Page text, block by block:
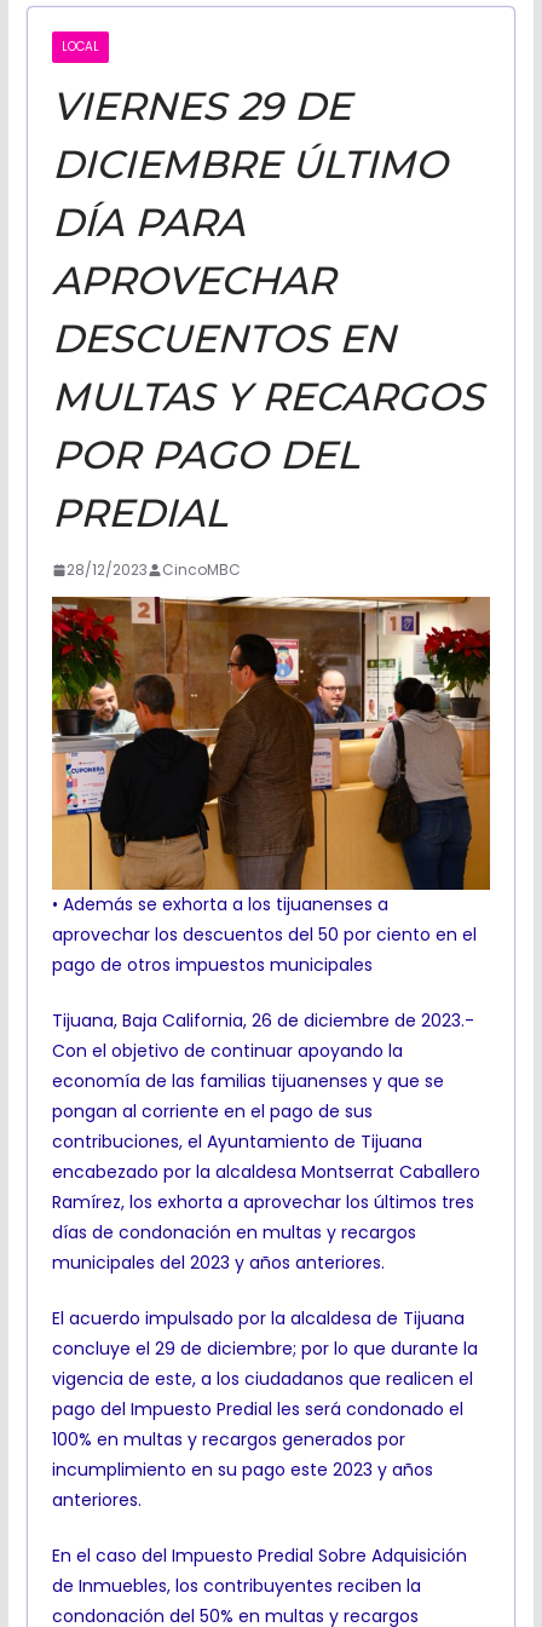
NOTICIAS
LOCAL
VIERNES 29 DE
DICIEMBRE ÚLTIMO
DÍA PARA
APROVECHAR
DESCUENTOS EN
MULTAS Y RECARGOS
POR PAGO DEL
PREDIAL
28/12/2023 CincoMBC
• Además se exhorta a los tijuanenses a
aprovechar los descuentos del 50 por ciento en el
pago de otros impuestos municipales
Tijuana, Baja California, 26 de diciembre de 2023.-
Con el objetivo de continuar apoyando la
economía de las familias tijuanenses y que se
pongan al corriente en el pago de sus
contribuciones, el Ayuntamiento de Tijuana
encabezado por la alcaldesa Montserrat Caballero
Ramírez, los exhorta a aprovechar los últimos tres
días de condonación en multas y recargos
municipales del 2023 y años anteriores.
El acuerdo impulsado por la alcaldesa de Tijuana
concluye el 29 de diciembre; por lo que durante la
vigencia de este, a los ciudadanos que realicen el
pago del Impuesto Predial les será condonado el
100% en multas y recargos generados por
incumplimiento en su pago este 2023 y años
anteriores.
En el caso del Impuesto Predial Sobre Adquisición
de Inmuebles, los contribuyentes reciben la
condonación del 50% en multas y recargos